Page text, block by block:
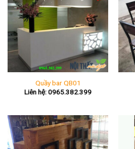
Quầy bar QB01
Liên hệ: 0965.382.399